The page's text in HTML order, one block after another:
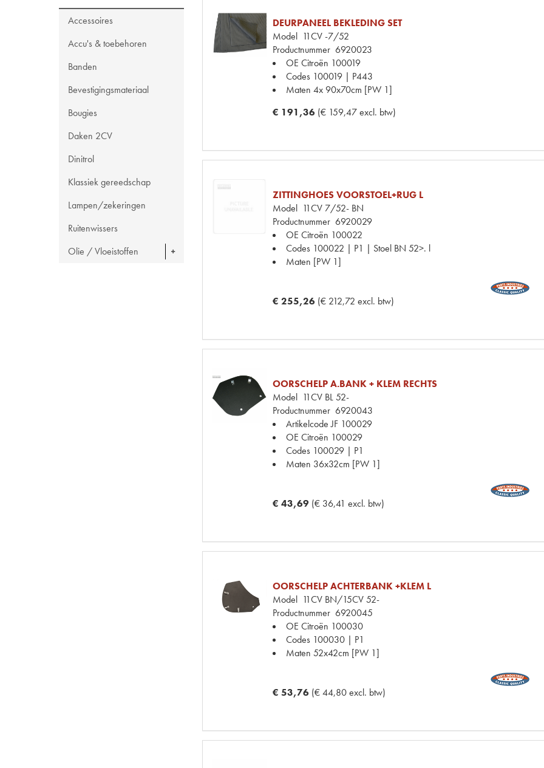
Accessoires
Accu's & toebehoren
Banden
Bevestigingsmateriaal
Bougies
Daken 2CV
Dinitrol
Klassiek gereedschap
Lampen/zekeringen
Ruitenwissers
Olie / Vloeistoffen
DEURPANEEL BEKLEDING SET
Model 11CV -7/52
Productnummer 6920023
OE Citroën 100019
Codes 100019 | P443
Maten 4x 90x70cm [PW 1]
€ 191,36 (€ 159,47 excl. btw)
ZITTINGHOES VOORSTOEL+RUG L
Model 11CV 7/52- BN
Productnummer 6920029
OE Citroën 100022
Codes 100022 | P1 | Stoel BN 52>. l
Maten [PW 1]
€ 255,26 (€ 212,72 excl. btw)
OORSCHELP A.BANK + KLEM RECHTS
Model 11CV BL 52-
Productnummer 6920043
Artikelcode JF 100029
OE Citroën 100029
Codes 100029 | P1
Maten 36x32cm [PW 1]
€ 43,69 (€ 36,41 excl. btw)
OORSCHELP ACHTERBANK +KLEM L
Model 11CV BN/15CV 52-
Productnummer 6920045
OE Citroën 100030
Codes 100030 | P1
Maten 52x42cm [PW 1]
€ 53,76 (€ 44,80 excl. btw)